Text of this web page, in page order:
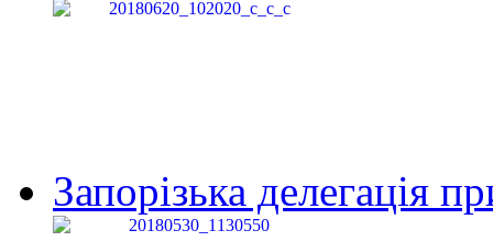
Запорізька делегація